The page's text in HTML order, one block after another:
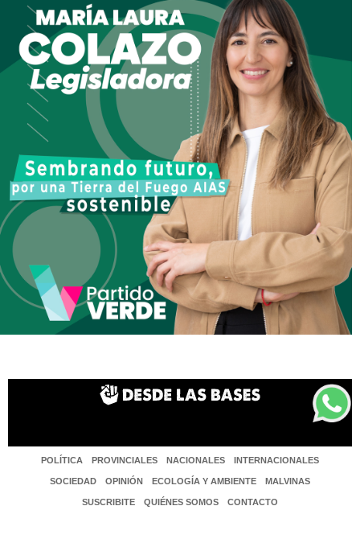
POLÍTICA PROVINCIALES NACIONALES INTERNACIONALES
SOCIEDAD OPINIÓN ECOLOGÍA Y AMBIENTE MALVINAS
SUSCRIBITE QUIÉNES SOMOS CONTACTO